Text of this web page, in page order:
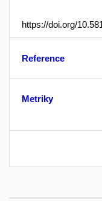
https://doi.org/
Reference
Metriky